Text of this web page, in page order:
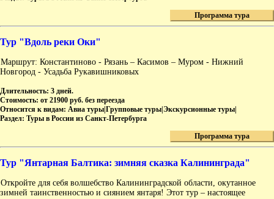
Программа тура
Тур "Вдоль реки Оки"
Маршрут: Константиново - Рязань – Касимов – Муром - Нижний
Новгород - Усадьба Рукавишниковых
Длительность: 3 дней.
Стоимость: от 21900 руб. без переезда
Относится к видам: Авиа туры|Групповые туры|Экскурсионные туры|
Раздел: Туры в России из Санкт-Петербурга
Программа тура
Тур "Янтарная Балтика: зимняя сказка Калининграда"
Откройте для себя волшебство Калининградской области, окутанное
зимней таинственностью и сиянием янтаря! Этот тур – настоящее